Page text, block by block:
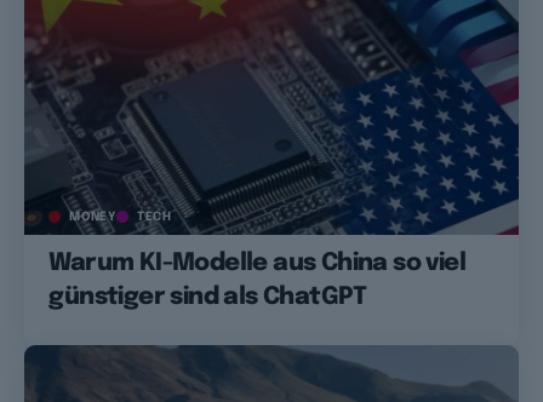
MONEY TECH
Warum KI-Modelle aus China so viel
günstiger sind als ChatGPT